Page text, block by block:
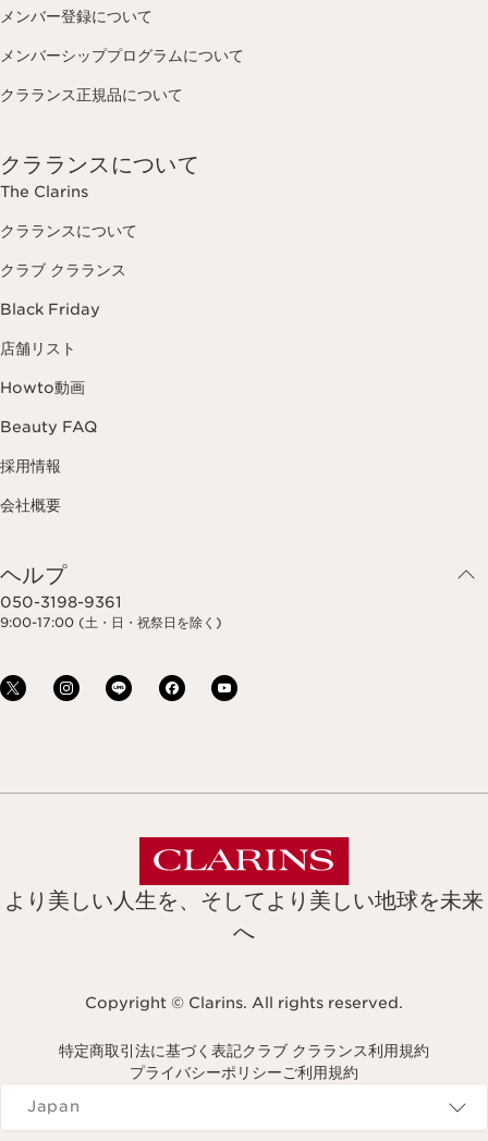
メンバー登録について
メンバーシッププログラムについて
クラランス正規品について
クラランスについて
The Clarins
クラランスについて
クラブ クラランス
Black Friday
店舗リスト
Howto動画
Beauty FAQ
採用情報
会社概要
ヘルプ
050-3198-9361
9:00-17:00 (土・日・祝祭日を除く)
より美しい人生を、そしてより美しい地球を未来
へ
Copyright © Clarins. All rights reserved.
特定商取引法に基づく表記クラブ クラランス利用規約
プライバシーポリシーご利用規約
Navigates to
Japan